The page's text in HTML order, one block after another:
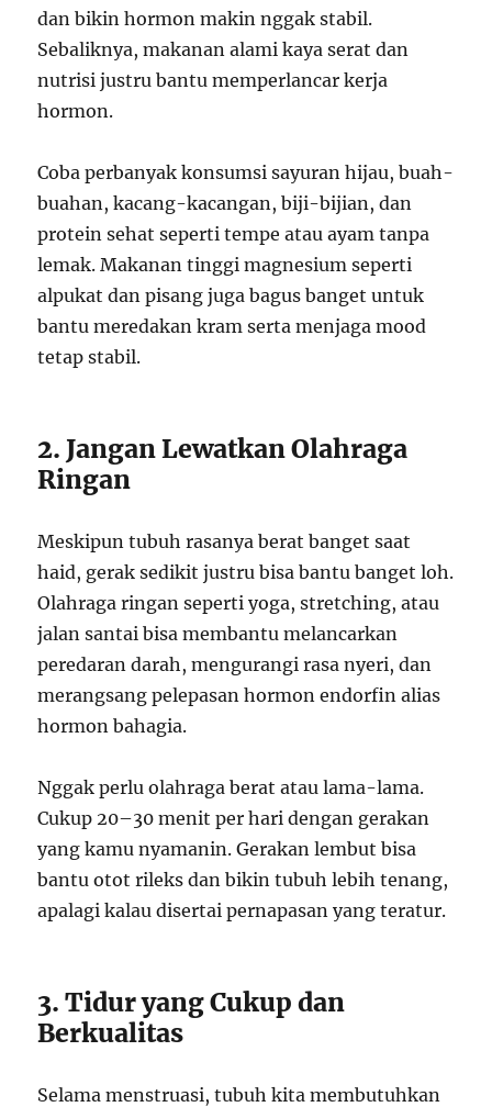
dan bikin hormon makin nggak stabil.
Sebaliknya, makanan alami kaya serat dan
nutrisi justru bantu memperlancar kerja
hormon.
Coba perbanyak konsumsi sayuran hijau, buah-
buahan, kacang-kacangan, biji-bijian, dan
protein sehat seperti tempe atau ayam tanpa
lemak. Makanan tinggi magnesium seperti
alpukat dan pisang juga bagus banget untuk
bantu meredakan kram serta menjaga mood
tetap stabil.
2. Jangan Lewatkan Olahraga
Ringan
Meskipun tubuh rasanya berat banget saat
haid, gerak sedikit justru bisa bantu banget loh.
Olahraga ringan seperti yoga, stretching, atau
jalan santai bisa membantu melancarkan
peredaran darah, mengurangi rasa nyeri, dan
merangsang pelepasan hormon endorfin alias
hormon bahagia.
Nggak perlu olahraga berat atau lama-lama.
Cukup 20–30 menit per hari dengan gerakan
yang kamu nyamanin. Gerakan lembut bisa
bantu otot rileks dan bikin tubuh lebih tenang,
apalagi kalau disertai pernapasan yang teratur.
3. Tidur yang Cukup dan
Berkualitas
Selama menstruasi, tubuh kita membutuhkan